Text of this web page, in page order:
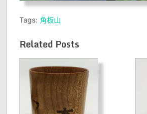
Tags: 角板山
Related Posts